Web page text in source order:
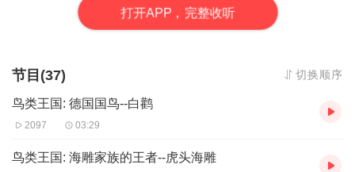
打开APP，完整收听
节目(37) 切换顺序
鸟类王国: 德国国鸟--白鹳
2097 03:29
鸟类王国: 海雕家族的王者--虎头海雕